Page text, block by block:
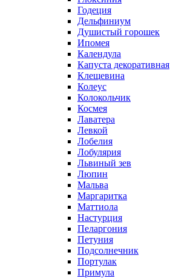
Годеция
Дельфиниум
Душистый горошек
Ипомея
Календула
Капуста декоративная
Клещевина
Колеус
Колокольчик
Космея
Лаватера
Левкой
Лобелия
Лобулярия
Львиный зев
Люпин
Мальва
Маргаритка
Маттиола
Настурция
Пеларгония
Петуния
Подсолнечник
Портулак
Примула